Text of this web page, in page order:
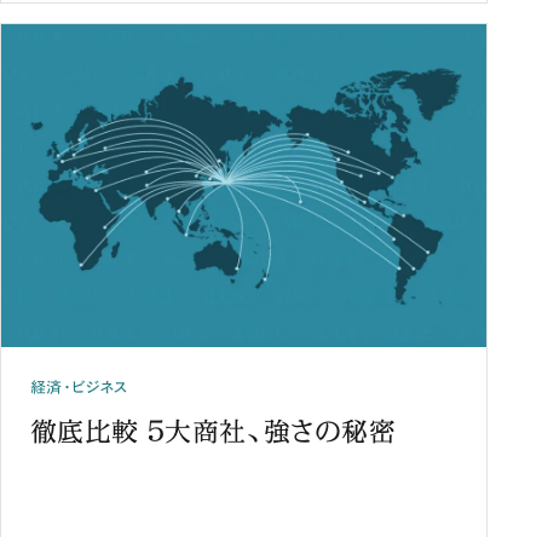
経済・ビジネス
徹底比較 5大商社、強さの秘密